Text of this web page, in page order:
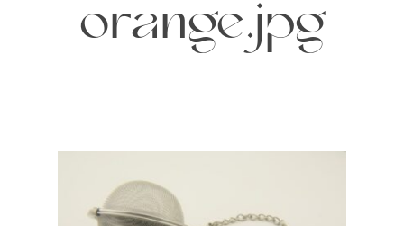
orange.jpg